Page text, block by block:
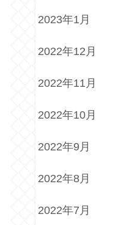
2023年1月
2022年12月
2022年11月
2022年10月
2022年9月
2022年8月
2022年7月